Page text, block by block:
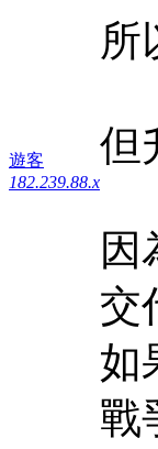
遊客
182.239.88.x
所
但
因
交
如
戰